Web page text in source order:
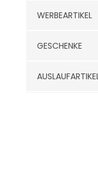
WERBEARTIKEL
GESCHENKE